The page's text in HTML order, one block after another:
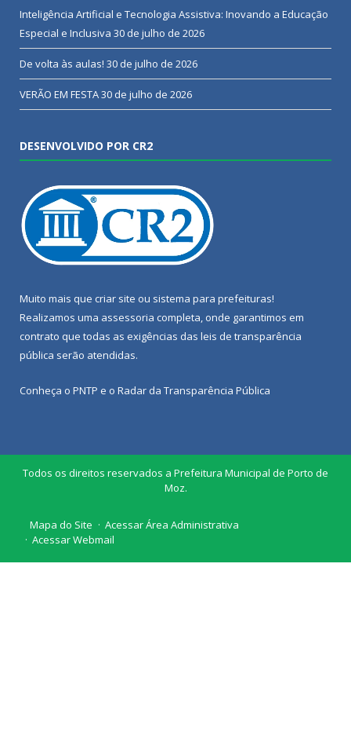
Inteligência Artificial e Tecnologia Assistiva: Inovando a Educação
Especial e Inclusiva 30 de julho de 2026
De volta às aulas! 30 de julho de 2026
VERÃO EM FESTA30 de julho de 2026
DESENVOLVIDO POR CR2
Muito mais que criar site ou sistema para prefeituras!
Realizamos uma assessoria completa, onde garantimos em
contrato que todas as exigências das leis de transparência
pública serão atendidas.
Conheça o PNTP e o Radar da Transparência Pública
Todos os direitos reservados a Prefeitura Municipal de Porto de
Moz.
Mapa do Site
Acessar Área Administrativa
Acessar Webmail